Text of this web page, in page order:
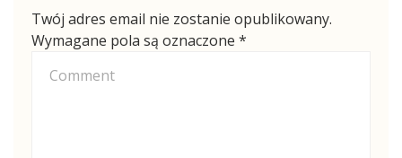
Twój adres email nie zostanie opublikowany.
Wymagane pola są oznaczone *